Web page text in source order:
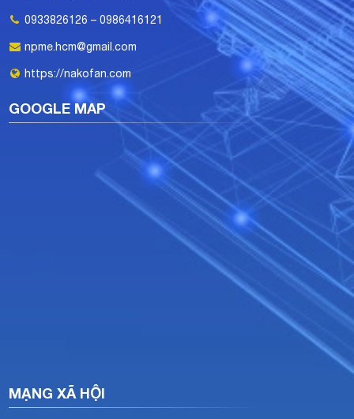
0933826126 – 0986416121
npme.hcm@gmail.com
https://nakofan.com
GOOGLE MAP
MẠNG XÃ HỘI